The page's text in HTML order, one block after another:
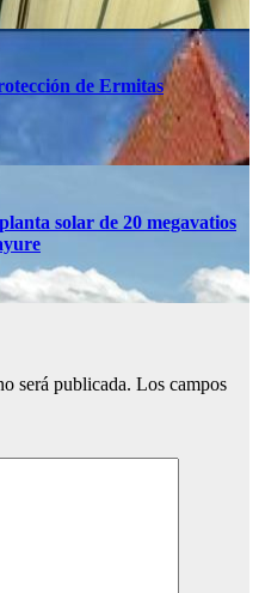
de Ermitas
solar de 20 megavatios
será publicada. Los campos